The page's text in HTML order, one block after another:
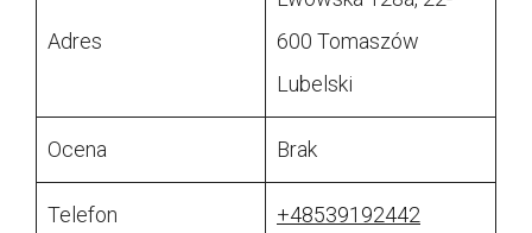
Adres
600 Tomaszów
Lubelski
Ocena Brak
Telefon +48539192442